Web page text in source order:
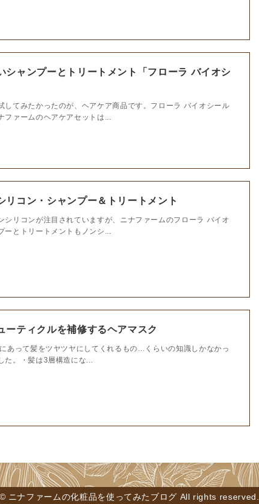
シャンプーとトリートメント「フローラ バイオシ
してみたかったのが、ヘアケア商品です。フローラ バイオシール
ファームのヘアケアセットは...
リコン・シャンプー＆トリートメント
シリコンが注目されていますが、ニナファームのフローラ バイオ
ーとトリートメントもノンシ...
ーティクルを補修するヘアマスク
あって髪をツヤツヤにしてくれるもの…くらいの知識しかなかっ
た。・髪は3層構造にな...
© ニナファームの化粧品を使ってみたブログ All rights reserved.